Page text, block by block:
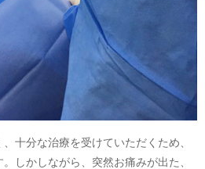
十分な治療を受けていただくため、
しかしながら、突然お痛みが出た、